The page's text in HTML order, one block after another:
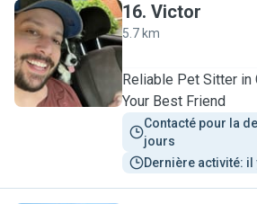
V
16. Victor
5.7 km
Reliable Pet Sitter in
Your Best Friend
Contacté pour la
jours
Dernière activité: il